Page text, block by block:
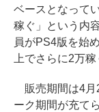
ベースとなって
稼ぐ」という内
員がPS4版を始
上でさらに2万
販売期間は4月
ーク期間が充て